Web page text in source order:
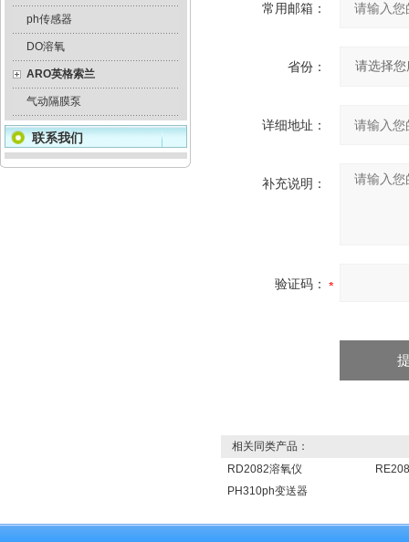
ph传感器
DO溶氧
ARO英格索兰
气动隔膜泵
联系我们
常用邮箱：
省份：
详细地址：
补充说明：
验证码：
相关同类产品：
RD2082溶氧仪
PH310ph变送器